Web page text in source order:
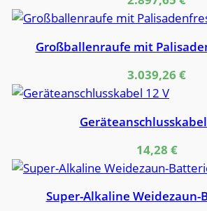
Großballenraufe mit
3.039,26 €
14,28 €
Super-Alkaline Weidezaun-